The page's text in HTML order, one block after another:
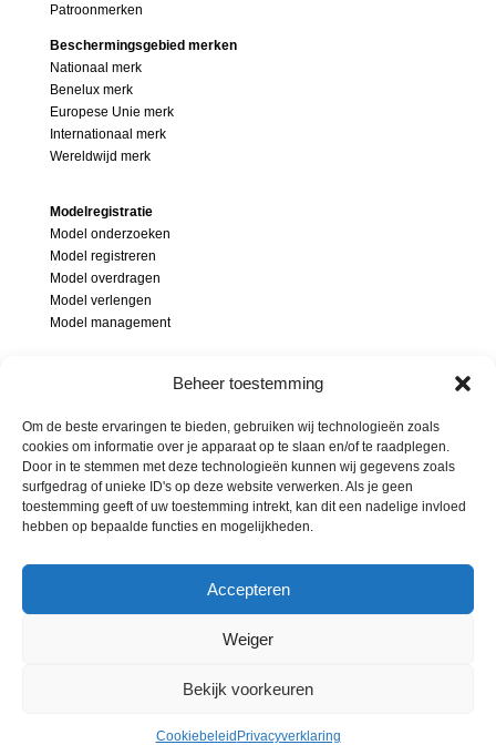
Beheer toestemming
Om de beste ervaringen te bieden, gebruiken wij technologieën zoals
cookies om informatie over je apparaat op te slaan en/of te raadplegen.
Door in te stemmen met deze technologieën kunnen wij gegevens zoals
surfgedrag of unieke ID's op deze website verwerken. Als je geen
toestemming geeft of uw toestemming intrekt, kan dit een nadelige invloed
hebben op bepaalde functies en mogelijkheden.
Accepteren
Weiger
Bekijk voorkeuren
Cookiebeleid Privacyverklaring
Patroonmerken
Beschermingsgebied merken
Nationaal merk
Benelux merk
Europese Unie merk
Internationaal merk
Wereldwijd merk
Modelregistratie
Model onderzoeken
Model registreren
Model overdragen
Model verlengen
Model management
Modelonderzoek
Inbreuk op model
Soorten modellen
Beschermingsgebied modellen
Privacyverklaring